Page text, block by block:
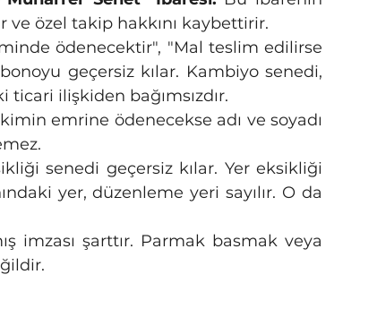
özel takip hakkını kaybettirir.
ödenecektir", "Mal teslim edilirse
geçersiz kılar. Kambiyo senedi,
ilişkiden bağımsızdır.
emrine ödenecekse adı ve soyadı
senedi geçersiz kılar. Yer eksikliği
yer, düzenleme yeri sayılır. O da
imzası şarttır. Parmak basmak veya